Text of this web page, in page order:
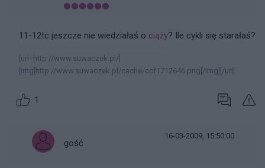
11-12tc jeszcze nie wiedziałaś o ciąży? Ile cykli się starałaś?
[url=http://www.suwaczek.pl/]
[img]http://www.suwaczek.pl/cache/ccf1712646.png[/img][/url]
1
gość
16-03-2009, 15:50:00